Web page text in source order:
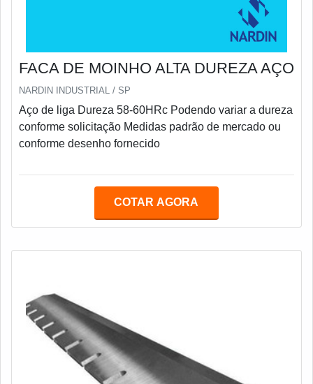
FACA DE MOINHO ALTA DUREZA AÇO
NARDIN INDUSTRIAL / SP
Aço de liga Dureza 58-60HRc Podendo variar a dureza
conforme solicitação Medidas padrão de mercado ou
conforme desenho fornecido
COTAR AGORA